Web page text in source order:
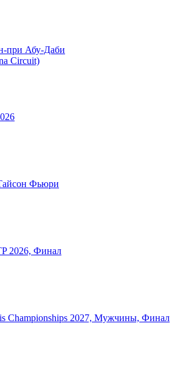
при Абу-Даби
Circuit)
Фьюри
2026, Финал
Championships 2027, Мужчины, Финал